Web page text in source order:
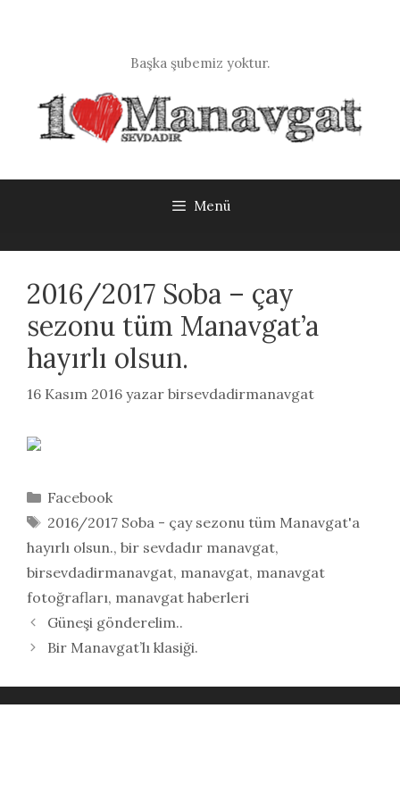
Başka şubemiz yoktur.
Menü
2016/2017 Soba – çay
sezonu tüm Manavgat’a
hayırlı olsun.
16 Kasım 2016 yazar birsevdadirmanavgat
Kategoriler
Facebook
Etiketler
2016/2017 Soba - çay sezonu tüm Manavgat'a
hayırlı olsun., bir sevdadır manavgat,
birsevdadirmanavgat, manavgat, manavgat
fotoğrafları, manavgat haberleri
Güneşi gönderelim..
Bir Manavgat’lı klasiği.